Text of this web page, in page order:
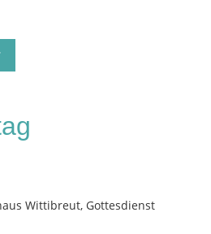
Wittibreut, Gottesdienst